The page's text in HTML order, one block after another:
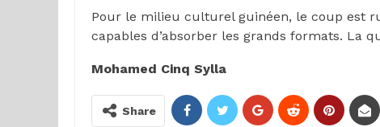
Pour le milieu culturel guinéen, le coup est
capables d’absorber les grands formats. La
Mohamed Cinq Sylla
Share